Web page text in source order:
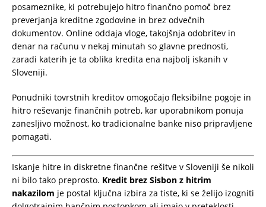
posameznike, ki potrebujejo hitro finančno pomoč brez
preverjanja kreditne zgodovine in brez odvečnih
dokumentov. Online oddaja vloge, takojšnja odobritev in
denar na računu v nekaj minutah so glavne prednosti,
zaradi katerih je ta oblika kredita ena najbolj iskanih v
Sloveniji.
Ponudniki tovrstnih kreditov omogočajo fleksibilne pogoje in
hitro reševanje finančnih potreb, kar uporabnikom ponuja
zanesljivo možnost, ko tradicionalne banke niso pripravljene
pomagati.
Iskanje hitre in diskretne finančne rešitve v Sloveniji še nikoli
ni bilo tako preprosto. Kredit brez Sisbon z hitrim
nakazilom je postal ključna izbira za tiste, ki se želijo izogniti